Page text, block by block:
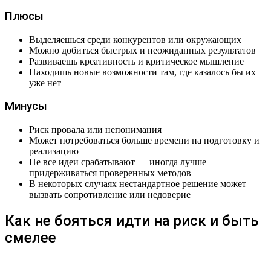
Плюсы
Выделяешься среди конкурентов или окружающих
Можно добиться быстрых и неожиданных результатов
Развиваешь креативность и критическое мышление
Находишь новые возможности там, где казалось бы их
уже нет
Минусы
Риск провала или непонимания
Может потребоваться больше времени на подготовку и
реализацию
Не все идеи срабатывают — иногда лучше
придерживаться проверенных методов
В некоторых случаях нестандартное решение может
вызвать сопротивление или недоверие
Как не бояться идти на риск и быть
смелее